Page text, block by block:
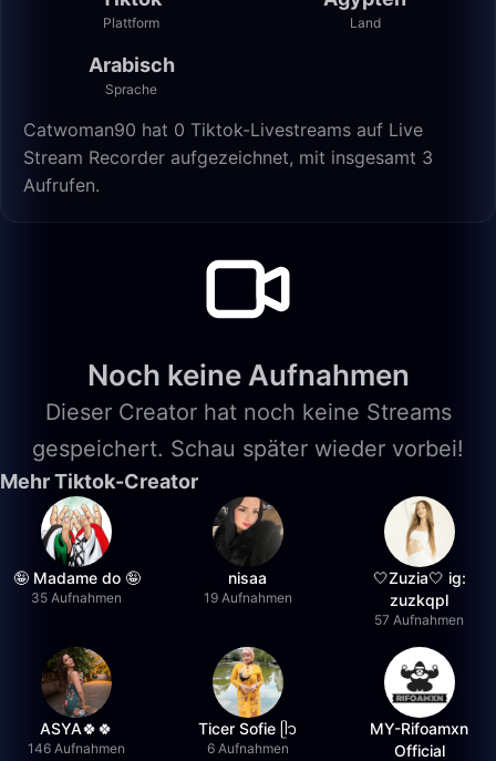
Plattform Land
Arabisch
Sprache
Catwoman90 hat 0 Tiktok-Livestreams auf Live
Stream Recorder aufgezeichnet, mit insgesamt 3
Aufrufen.
Noch keine Aufnahmen
Dieser Creator hat noch keine Streams
gespeichert. Schau später wieder vorbei!
Mehr Tiktok-Creator
🤪 Madame do 🤪
35 Aufnahmen
nisaa
19 Aufnahmen
🤍Zuzia🤍 ig:
zuzkqpl
57 Aufnahmen
ASYA🍀🍀
146 Aufnahmen
Ticer Sofie ᥫ᭡
6 Aufnahmen
MY-Rifoamxn
Official